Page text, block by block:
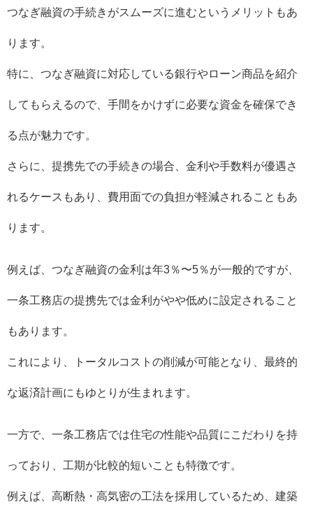
つなぎ融資の手続きがスムーズに進むというメリットもあ
ります。
特に、つなぎ融資に対応している銀行やローン商品を紹介
してもらえるので、手間をかけずに必要な資金を確保でき
る点が魅力です。
さらに、提携先での手続きの場合、金利や手数料が優遇さ
れるケースもあり、費用面での負担が軽減されることもあ
ります。
例えば、つなぎ融資の金利は年3％〜5％が一般的ですが、
一条工務店の提携先では金利がやや低めに設定されること
もあります。
これにより、トータルコストの削減が可能となり、最終的
な返済計画にもゆとりが生まれます。
一方で、一条工務店では住宅の性能や品質にこだわりを持
っており、工期が比較的短いことも特徴です。
例えば、高断熱・高気密の工法を採用しているため、建築